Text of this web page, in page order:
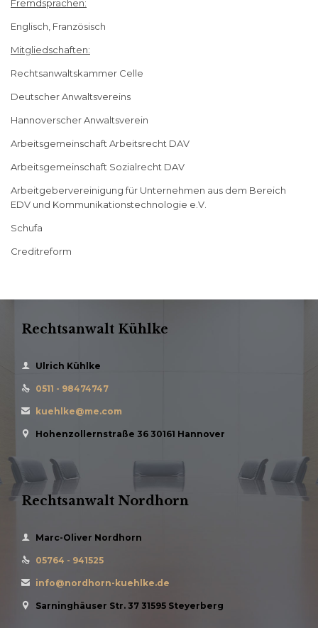
Fremdsprachen:
Englisch, Französisch
Mitgliedschaften:
Rechtsanwaltskammer Celle
Deutscher Anwaltsvereins
Hannoverscher Anwaltsverein
Arbeitsgemeinschaft Arbeitsrecht DAV
Arbeitsgemeinschaft Sozialrecht DAV
Arbeitgebervereinigung für Unternehmen aus dem Bereich
EDV und Kommunikationstechnologie e.V.
Schufa
Creditreform
Rechtsanwalt Kühlke
 Ulrich Kühlke
 0511 - 98474747
 kuehlke@me.com
 Hohenzollernstraße 36 30161 Hannover
Rechtsanwalt Nordhorn
 Marc-Oliver Nordhorn
 05764 - 941525
 info@nordhorn-kuehlke.de
 Sarninghäuser Str. 37 31595 Steyerberg